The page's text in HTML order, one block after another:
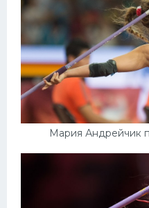
Мария Андрейчик